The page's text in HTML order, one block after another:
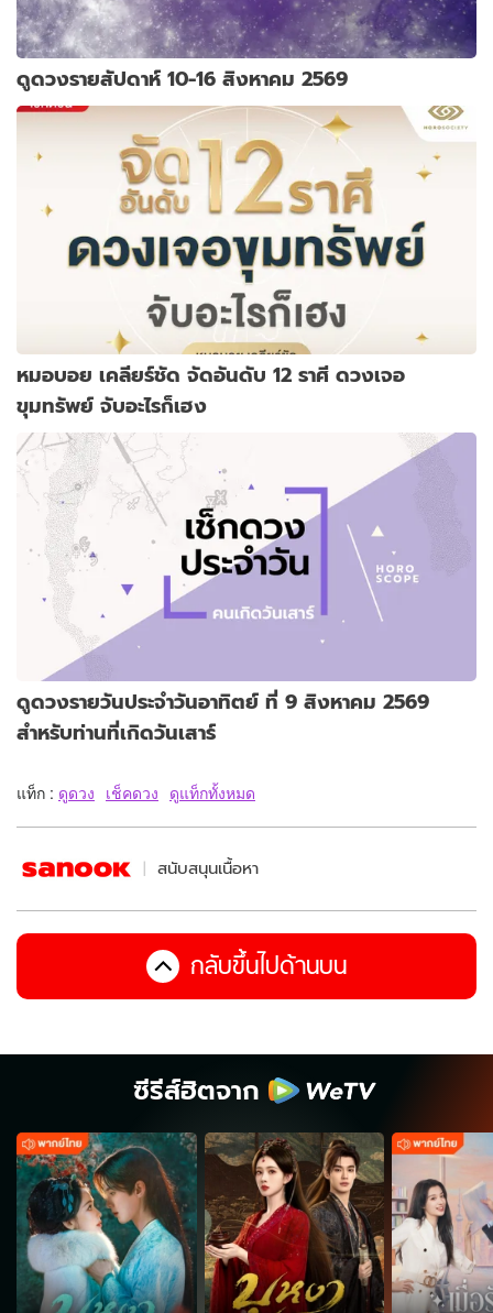
ดูดวงรายสัปดาห์ 10-16 สิงหาคม 2569
หมอบอย เคลียร์ชัด จัดอันดับ 12 ราศี ดวงเจอ
ขุมทรัพย์ จับอะไรก็เฮง
ดูดวงรายวันประจำวันอาทิตย์ ที่ 9 สิงหาคม 2569
สำหรับท่านที่เกิดวันเสาร์
แท็ก : ดูดวง เช็คดวง ดูแท็กทั้งหมด
สนับสนุนเนื้อหา
กลับขึ้นไปด้านบน
ซีรีส์ฮิตจาก